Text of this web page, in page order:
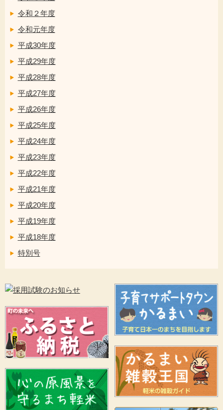
令和２年度
令和元年度
平成30年度
平成29年度
平成28年度
平成27年度
平成26年度
平成25年度
平成24年度
平成23年度
平成22年度
平成21年度
平成20年度
平成19年度
平成18年度
特別号